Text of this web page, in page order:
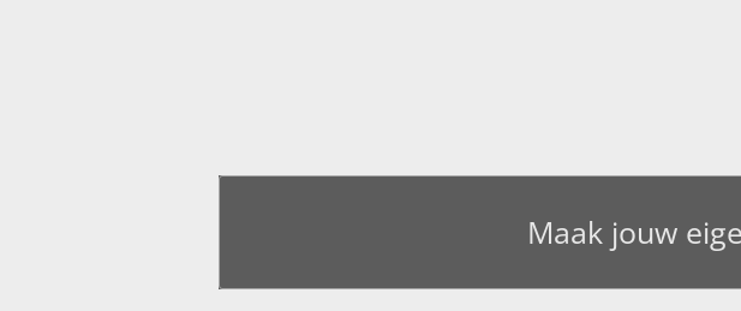
Maak jouw